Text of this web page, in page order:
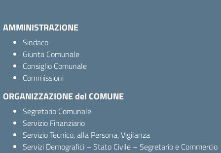
AMMINISTRAZIONE
Sindaco
Giunta Comunale
Consiglio Comunale
Commissioni
ORGANIZZAZIONE del COMUNE
Segretario Comunale
Servizio Finanziario
Servizio Tecnico, alla Persona, Vigilanza
Servizi Demografici – Stato Civile – Segretario e Commercio